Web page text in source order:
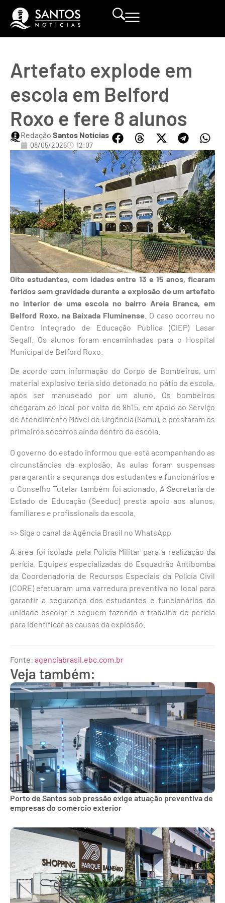
Artefato explode em
escola em Belford
Roxo e fere 8 alunos
Redação Santos Notícias
08/05/2026 12:07
Oito estudantes, com idades entre 13 e 15 anos, ficaram
feridos sem gravidade durante a explosão de um artefato
no interior de uma escola no bairro Areia Branca, em
Belford Roxo, na Baixada Fluminense . O caso ocorreu no
Centro Integrado de Educação Pública (CIEP) Lasar
Segall. Os alunos foram encaminhadas para o Hospital
Municipal de Belford Roxo.
De acordo com informação do Corpo de Bombeiros, um
material explosivo teria sido detonado no pátio da escola,
após ser manuseado por um aluno. Os bombeiros
chegaram ao local por volta de 8h15, em apoio ao Serviço
de Atendimento Móvel de Urgência (Samu), e prestaram os
primeiros socorros ainda dentro da escola.
O governo do estado informou que está acompanhando as
circunstâncias da explosão. As aulas foram suspensas
para garantir a segurança dos estudantes e funcionários e
o Conselho Tutelar também foi acionado. A Secretaria de
Estado de Educação (Seeduc) presta apoio aos alunos,
familiares e profissionais da escola.
>> Siga o canal da Agência Brasil no WhatsApp
A área foi isolada pela Polícia Militar para a realização da
perícia. Equipes especializadas do Esquadrão Antibomba
da Coordenadoria de Recursos Especiais da Polícia Civil
(CORE) efetuaram uma varredura preventiva no local para
garantir a segurança dos estudantes e funcionários da
unidade escolar e seguem fazendo o trabalho de perícia
para identificar as causas da explosão.
Fonte: agenciabrasil.ebc.com.br
Veja também:
Porto de Santos sob pressão exige atuação preventiva de
empresas do comércio exterior